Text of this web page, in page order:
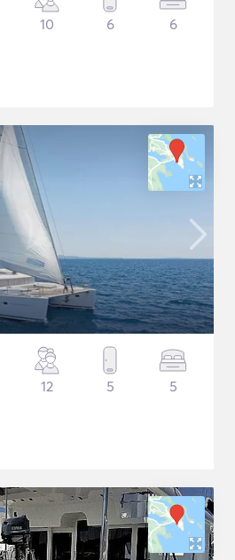
10 6 6
12 5 5